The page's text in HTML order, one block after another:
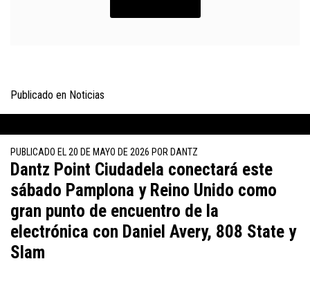
Publicado en Noticias
PUBLICADO EL 20 DE MAYO DE 2026 POR DANTZ
Dantz Point Ciudadela conectará este
sábado Pamplona y Reino Unido como
gran punto de encuentro de la
electrónica con Daniel Avery, 808 State y
Slam